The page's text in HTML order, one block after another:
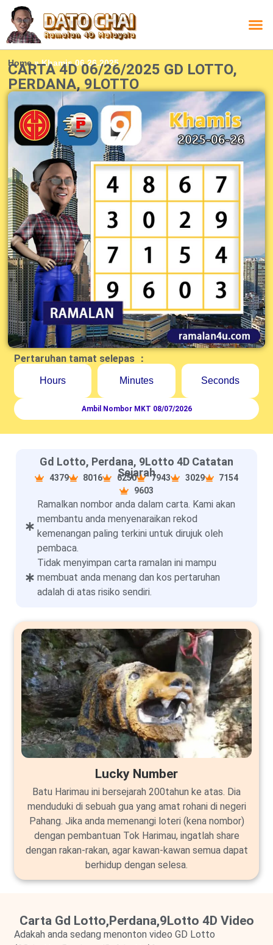
Home»Khamis 06.26.2025
CARTA 4D 06/26/2025 GD LOTTO,
PERDANA, 9LOTTO
Pertaruhan tamat selepas ：
Hours Minutes Seconds
Ambil Nombor MKT 08/07/2026
Gd Lotto, Perdana, 9Lotto 4D Catatan
Sejarah
4379 8016 6250 7943 3029
7154
9603
Ramalkan nombor anda dalam carta. Kami akan
membantu anda menyenaraikan rekod
kemenangan paling terkini untuk dirujuk oleh
pembaca.
Tidak menyimpan carta ramalan ini mampu
membuat anda menang dan kos pertaruhan
adalah di atas risiko sendiri.
Lucky Number
Batu Harimau ini bersejarah 200tahun ke atas. Dia
menduduki di sebuah gua yang amat rohani di negeri
Pahang. Jika anda memenangi loteri (kena nombor)
dengan pembantuan Tok Harimau, ingatlah share
dengan rakan-rakan, agar kawan-kawan semua dapat
berhidup dengan selesa.
Carta Gd Lotto,Perdana,9Lotto 4D Video
Adakah anda sedang menonton video GD Lotto